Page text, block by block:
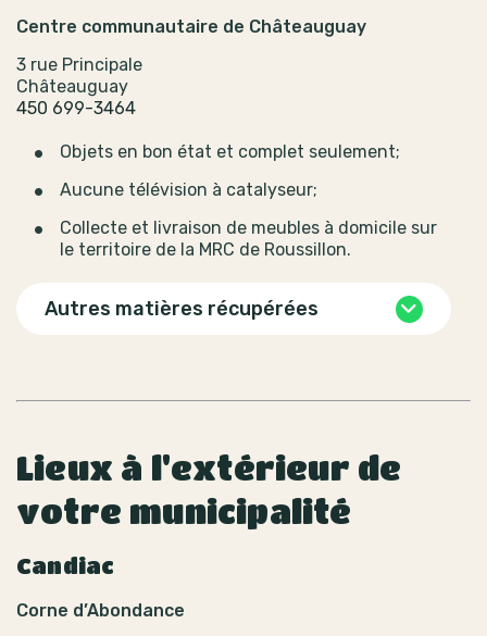
Centre communautaire de Châteauguay
3 rue Principale
Châteauguay
450 699-3464
Objets en bon état et complet seulement;
Aucune télévision à catalyseur;
Collecte et livraison de meubles à domicile sur
le territoire de la MRC de Roussillon.
Autres matières récupérées
Lieux à l'extérieur de
votre municipalité
Candiac
Corne d’Abondance